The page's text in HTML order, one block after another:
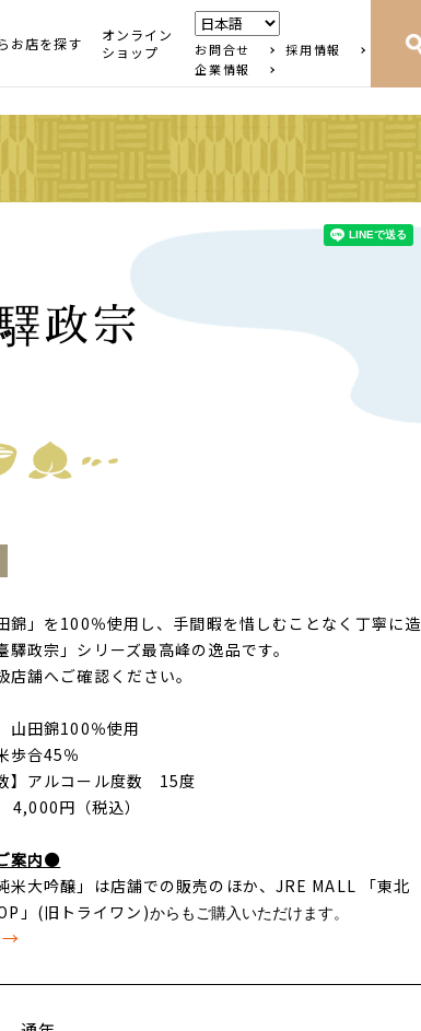
お店を探す
オンライン
ショップ
お問合せ
採用情報
企業情報
政宗
錦」を100％使用し、手間暇を惜しむことなく 丁寧に造
驛政宗」シリーズ最高峰の逸品です。
舗へご確認ください。
山田錦100％使用
歩合45％
】アルコール度数 15度
4,000円（税込）
案内●
米大吟醸」は店舗での販売のほか、JRE MALL 「東北
」(旧トライワン)からもご購入いただけます。
→